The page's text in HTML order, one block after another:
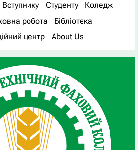
Вступнику Студенту
Коледж
робота
Бібліотека
центр About Us